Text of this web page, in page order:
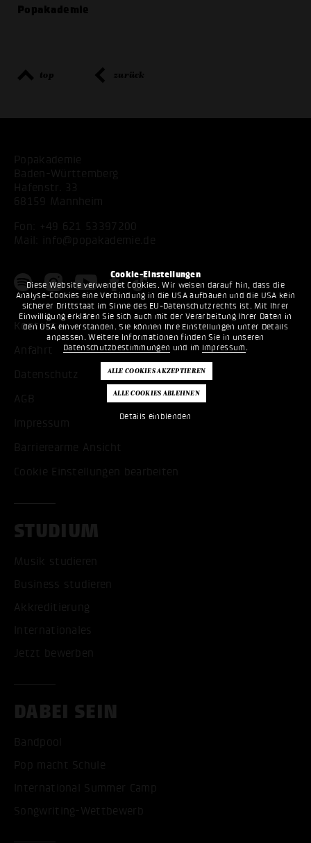
Cookie-Einstellungen
Diese Website verwendet Cookies. Wir weisen darauf hin, dass die
Analyse-Cookies eine Verbindung in die USA aufbauen und die USA kein
sicherer Drittstaat im Sinne des EU-Datenschutzrechts ist. Mit Ihrer
Einwilligung erklären Sie sich auch mit der Verarbeitung Ihrer Daten in
den USA einverstanden. Sie können Ihre Einstellungen unter Details
anpassen. Weitere Informationen finden Sie in unseren
Datenschutzbestimmungen und im Impressum .
Details einblenden
Popakademie
top zurück
Popakademie
Baden-Württemberg
Hafenstr. 33
68159 Mannheim
Fon:
+49 621 53397200
Mail:
info@popakademie.de
Kontakt
Anfahrt
Datenschutz
AGB
Impressum
Barrierearme Ansicht
Cookie Einstellungen bearbeiten
STUDIUM
Musik studieren
Business studieren
Akkreditierung
Internationales
Jetzt bewerben
DABEI SEIN
Bandpool
Pop macht Schule
International Summer Camp
Songwriting-Wettbewerb